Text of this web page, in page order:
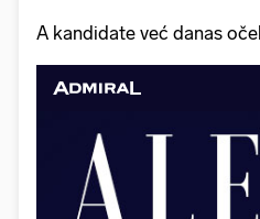
A kandidate već danas